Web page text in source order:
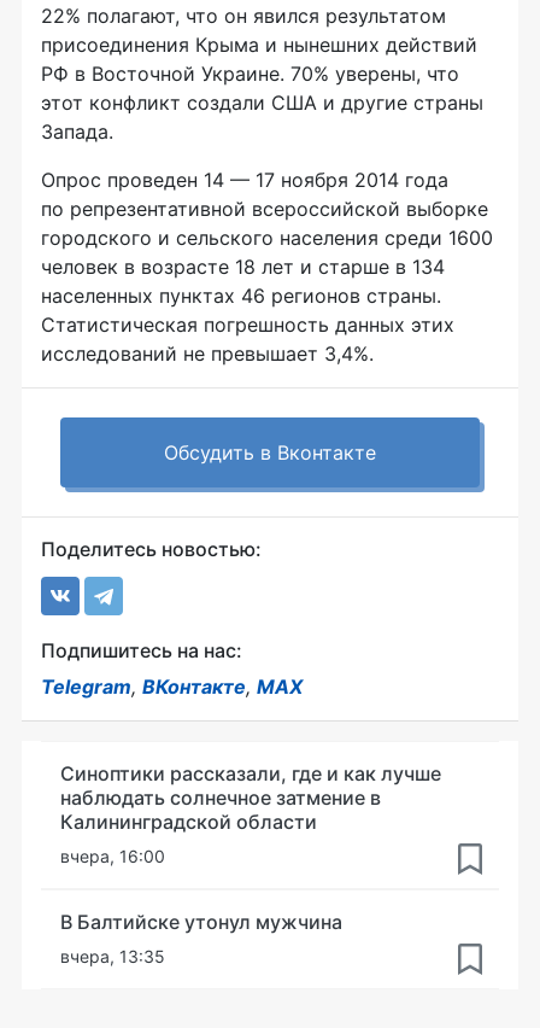
22% полагают, что он явился результатом
присоединения Крыма и нынешних действий
РФ в Восточной Украине. 70% уверены, что
этот конфликт создали США и другие страны
Запада.
Опрос проведен 14 — 17 ноября 2014 года
по репрезентативной всероссийской выборке
городского и сельского населения среди 1600
человек в возрасте 18 лет и старше в 134
населенных пунктах 46 регионов страны.
Статистическая погрешность данных этих
исследований не превышает 3,4%.
Обсудить в Вконтакте
Поделитесь новостью:
Подпишитесь на нас:
Telegram, ВКонтакте, MAX
Синоптики рассказали, где и как лучше
наблюдать солнечное затмение в
Калининградской области
вчера, 16:00
В Балтийске утонул мужчина
вчера, 13:35